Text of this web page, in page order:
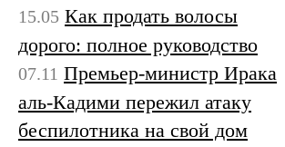
15.05 Как продать волосы
дорого: полное руководство
07.11 Премьер-министр Ирака
аль-Кадими пережил атаку
беспилотника на свой дом